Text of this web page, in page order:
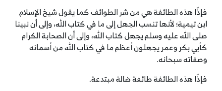
فإذًا هذه الطائفة هي من شر الطوائف كما يقول شيخ الإسلام
ابن تيمية؛ لأنها تنسب الجهل إلى ما في كتاب الله، وإلى أن نبينا
صلى الله عليه وسلم يجهل كتاب الله، وإلى أن الصحابة الكرام
كأبي بكر وعمر يجهلون أعظم ما في كتاب الله من أسمائه
وصفاته سبحانه.
فإذًا هذه الطائفة طائفة ضالة مبتدعة.